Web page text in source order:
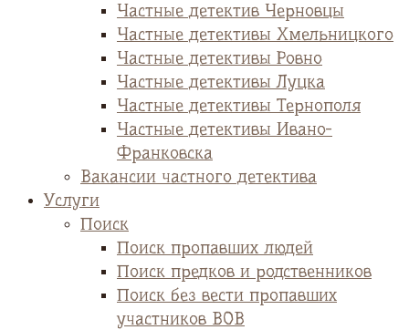
Частные детектив Черновцы
Частные детективы Хмельницкого
Частные детективы Ровно
Частные детективы Луцка
Частные детективы Тернополя
Частные детективы Ивано-
Франковска
Вакансии частного детектива
Услуги
Поиск
Поиск пропавших людей
Поиск предков и родственников
Поиск без вести пропавших
участников ВОВ